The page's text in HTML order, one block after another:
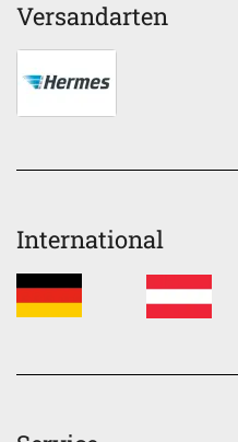
Versandarten
International